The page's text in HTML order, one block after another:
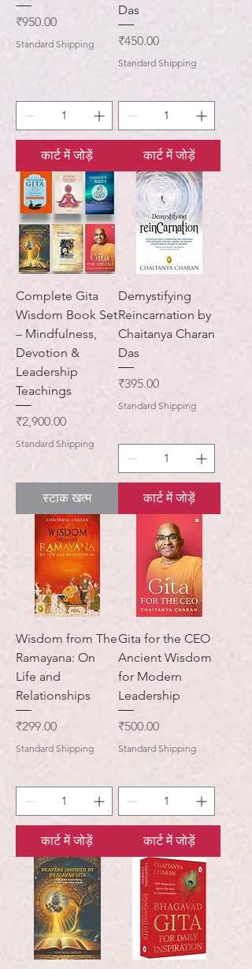
मूल्य
₹950.00
Standard Shipping
कार्ट में जोड़ें
Das
मूल्य
₹450.00
Standard Shipping
कार्ट में जोड़ें
Complete Gita
Wisdom Book Set
– Mindfulness,
Devotion &
Leadership
Teachings
मूल्य
₹2,900.00
Standard Shipping
स्टाक खत्म
Demystifying
Reincarnation by
Chaitanya Charan
Das
मूल्य
₹395.00
Standard Shipping
कार्ट में जोड़ें
Wisdom from The
Ramayana: On
Life and
Relationships
मूल्य
₹299.00
Standard Shipping
कार्ट में जोड़ें
Gita for the CEO
Ancient Wisdom
for Modern
Leadership
मूल्य
₹500.00
Standard Shipping
कार्ट में जोड़ें